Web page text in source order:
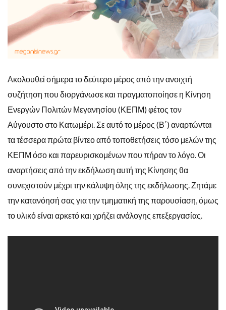
Ακολουθεί σήμερα το δεύτερο μέρος από την ανοιχτή
συζήτηση που διοργάνωσε και πραγματοποίησε η Κίνηση
Ενεργών Πολιτών Μεγανησίου (ΚΕΠΜ) φέτος τον
Αύγουστο στο Κατωμέρι. Σε αυτό το μέρος (Β΄) αναρτώνται
τα τέσσερα πρώτα βίντεο από τοποθετήσεις τόσο μελών της
ΚΕΠΜ όσο και παρευρισκομένων που πήραν το λόγο. Οι
αναρτήσεις από την εκδήλωση αυτή της Κίνησης θα
συνεχιστούν μέχρι την κάλυψη όλης της εκδήλωσης. Ζητάμε
την κατανόησή σας για την τμηματική της παρουσίαση, όμως
το υλικό είναι αρκετό και χρήζει ανάλογης επεξεργασίας.